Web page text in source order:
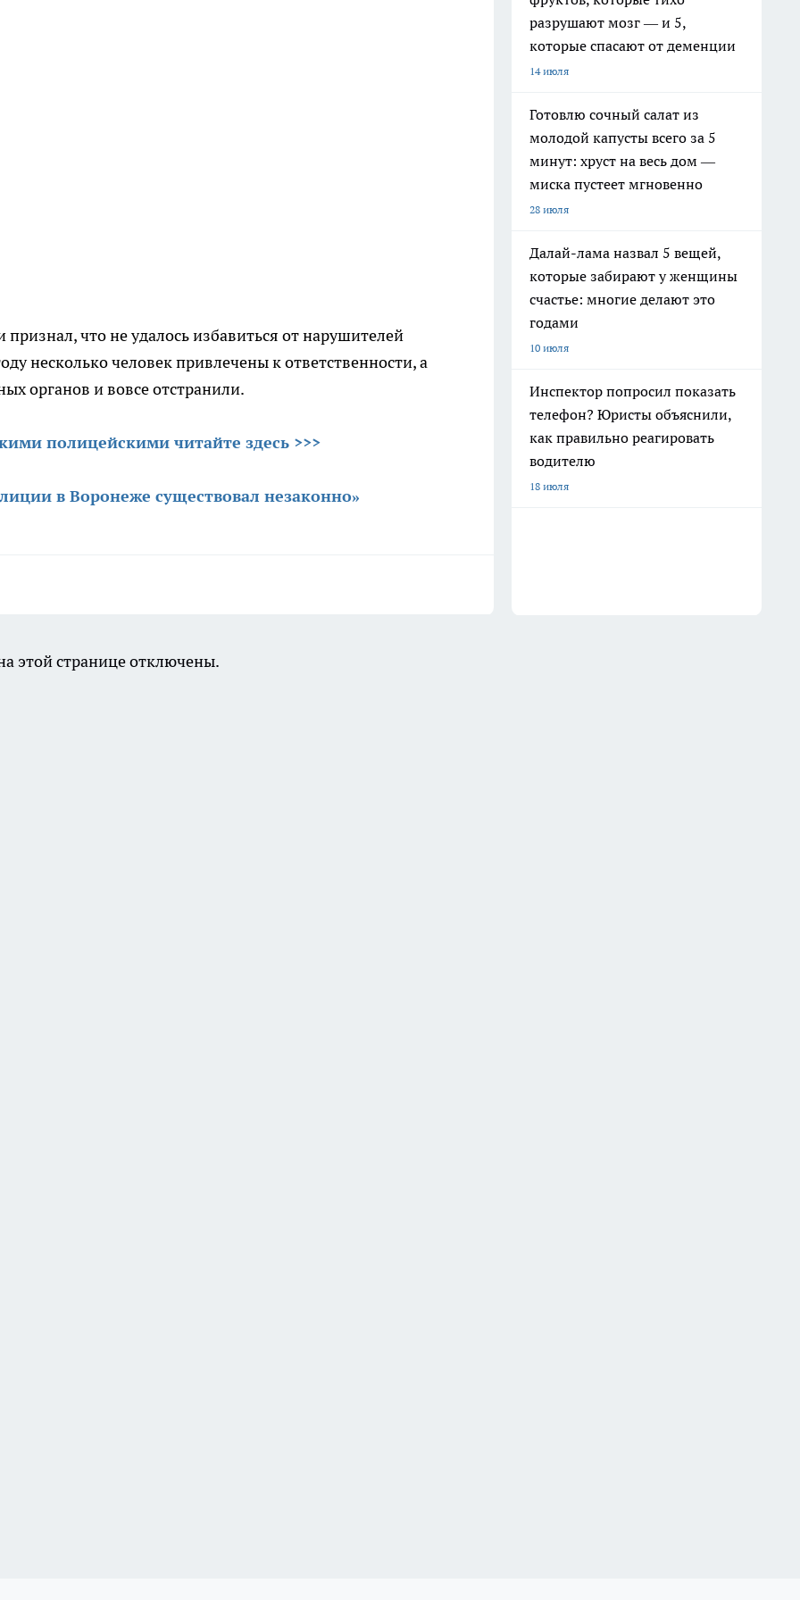
что не удалось избавиться от нарушителей
несколько человек привлечены к ответственности, а
органов и вовсе отстранили.
полицейскими читайте здесь >>>
в Воронеже существовал незаконно»
разрушают мозг — и 5,
которые спасают от деменции
14 июля
Готовлю сочный салат из
молодой капусты всего за 5
минут: хруст на весь дом —
миска пустеет мгновенно
28 июля
Далай-лама назвал 5 вещей,
которые забирают у женщины
счастье: многие делают это
годами
10 июля
Инспектор попросил показать
телефон? Юристы объяснили,
как правильно реагировать
водителю
18 июля
этой странице отключены.